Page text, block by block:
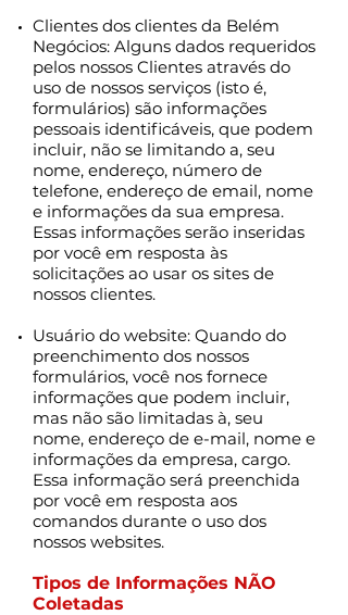
Clientes dos clientes da Belém
Negócios: Alguns dados requeridos
pelos nossos Clientes através do
uso de nossos serviços (isto é,
formulários) são informações
pessoais identificáveis, que podem
incluir, não se limitando a, seu
nome, endereço, número de
telefone, endereço de email, nome
e informações da sua empresa.
Essas informações serão inseridas
por você em resposta às
solicitações ao usar os sites de
nossos clientes.
Usuário do website: Quando do
preenchimento dos nossos
formulários, você nos fornece
informações que podem incluir,
mas não são limitadas à, seu
nome, endereço de e-mail, nome e
informações da empresa, cargo.
Essa informação será preenchida
por você em resposta aos
comandos durante o uso dos
nossos websites.
Tipos de Informações NÃO
Coletadas